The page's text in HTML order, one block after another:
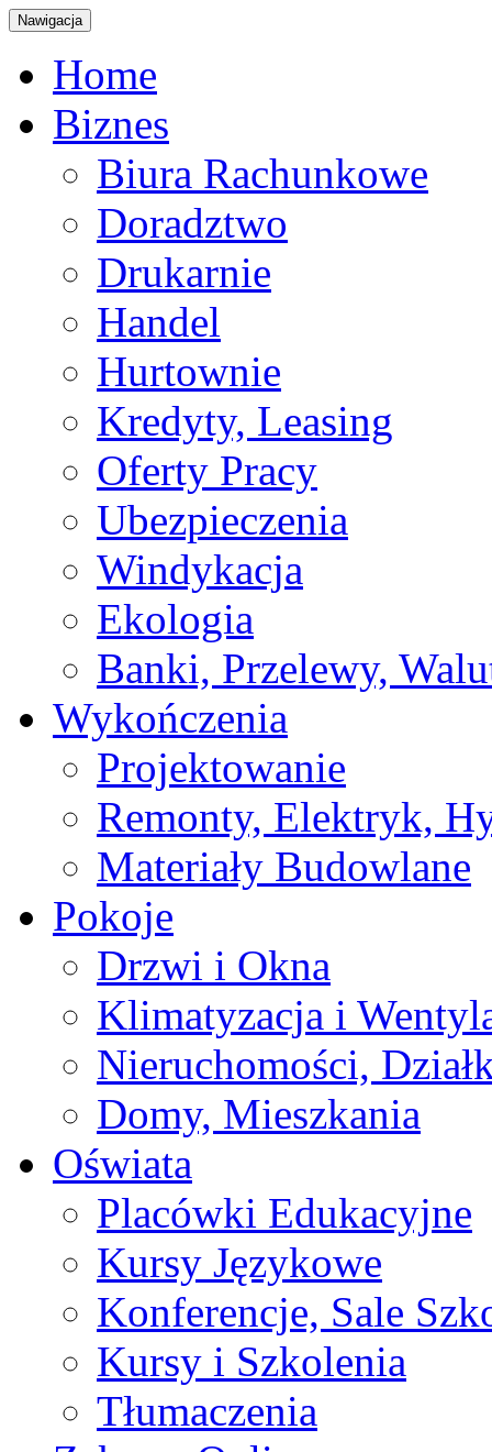
Nawigacja
Home
Biznes
Biura Rachunkowe
Doradztwo
Drukarnie
Handel
Hurtownie
Kredyty, Leasing
Oferty Pracy
Ubezpieczenia
Windykacja
Ekologia
Banki, Przelewy,
Wykończenia
Projektowanie
Remonty, Elektryk,
Materiały Budowlane
Pokoje
Drzwi i Okna
Klimatyzacja i
Nieruchomości,
Domy, Mieszkania
Oświata
Placówki Edukacyjne
Kursy Językowe
Konferencje, Sale
Kursy i Szkolenia
Tłumaczenia